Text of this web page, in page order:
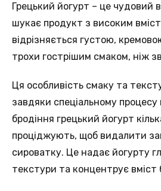
Грецький йогурт – це чудовий
шукає продукт з високим
відрізняється густою,
трохи гострішим смаком, ніж
Ця особливість смаку та
завдяки спеціальному процесу
бродіння грецький йогурт
проціджують, щоб видалити
сироватку. Це надає йогурту
текстури та концентрує вміст